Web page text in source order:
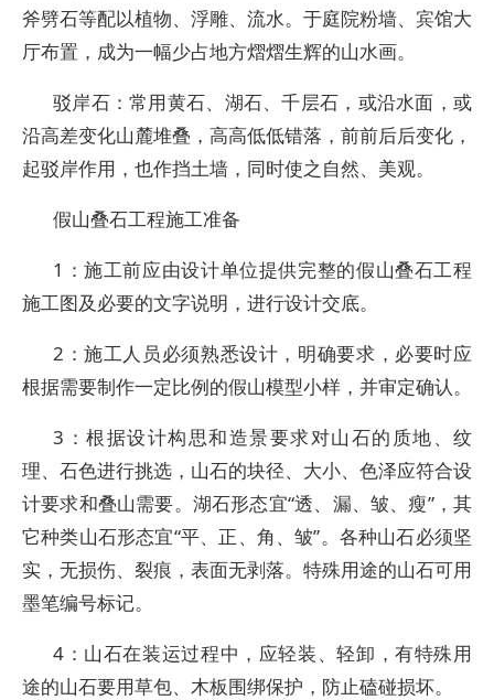
斧劈石等配以植物、浮雕、流水。于庭院粉墙、宾馆大
厅布置，成为一幅少占地方熠熠生辉的山水画。
驳岸石：常用黄石、湖石、千层石，或沿水面，或
沿高差变化山麓堆叠，高高低低错落，前前后后变化，
起驳岸作用，也作挡土墙，同时使之自然、美观。
假山叠石工程施工准备
1：施工前应由设计单位提供完整的假山叠石工程
施工图及必要的文字说明，进行设计交底。
2：施工人员必须熟悉设计，明确要求，必要时应
根据需要制作一定比例的假山模型小样，并审定确认。
3：根据设计构思和造景要求对山石的质地、纹
理、石色进行挑选，山石的块径、大小、色泽应符合设
计要求和叠山需要。湖石形态宜“透、漏、皱、瘦”，其
它种类山石形态宜“平、正、角、皱”。各种山石必须坚
实，无损伤、裂痕，表面无剥落。特殊用途的山石可用
墨笔编号标记。
4：山石在装运过程中，应轻装、轻卸，有特殊用
途的山石要用草包、木板围绑保护，防止磕碰损坏。